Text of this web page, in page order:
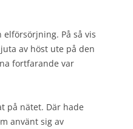
På så vis
av höst ute på den
fortfarande var
på nätet. Där hade
använt sig av